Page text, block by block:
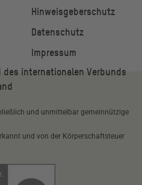
Hinweisgeberschutz
Datenschutz
Impressum
internationalen Verbunds
und unmittelbar gemeinnützige
und von der Körperschaftsteuer